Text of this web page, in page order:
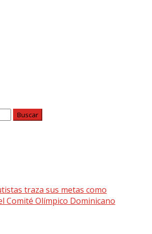
traza sus metas como
Comité Olímpico Dominicano